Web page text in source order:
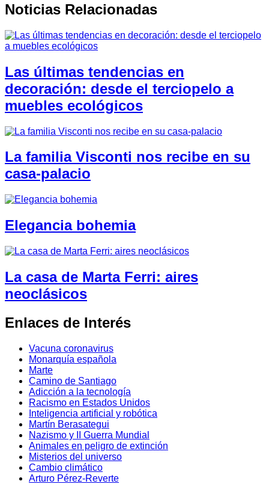
Noticias Relacionadas
Las últimas tendencias en
decoración: desde el terciopelo a
muebles ecológicos
La familia Visconti nos recibe en su
casa-palacio
Elegancia bohemia
La casa de Marta Ferri: aires
neoclásicos
Enlaces de Interés
Vacuna coronavirus
Monarquía española
Marte
Camino de Santiago
Adicción a la tecnología
Racismo en Estados Unidos
Inteligencia artificial y robótica
Martín Berasategui
Nazismo y II Guerra Mundial
Animales en peligro de extinción
Misterios del universo
Cambio climático
Arturo Pérez-Reverte